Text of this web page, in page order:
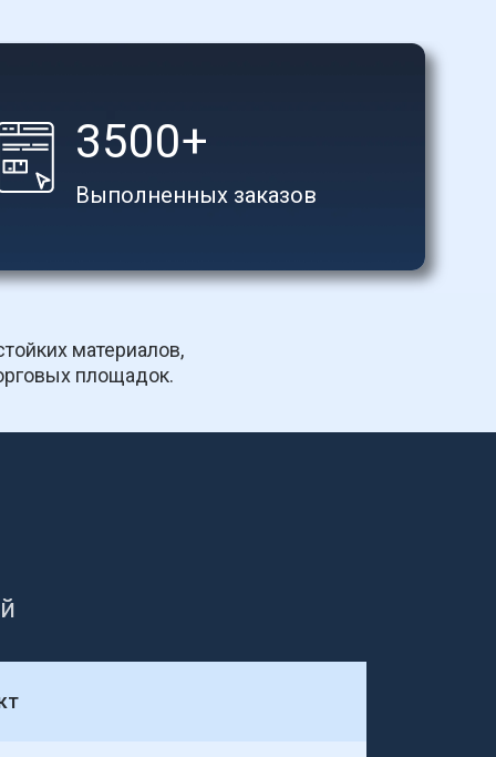
Выполненных заказов
3500+
материалов,
площадок.